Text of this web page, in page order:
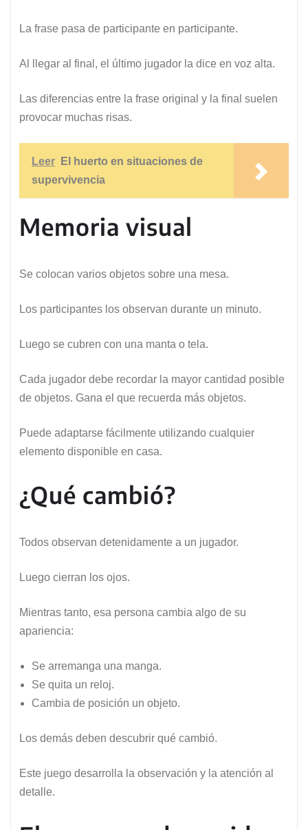
La frase pasa de participante en participante.
Al llegar al final, el último jugador la dice en voz alta.
Las diferencias entre la frase original y la final suelen
provocar muchas risas.
Leer
El huerto en situaciones de
supervivencia
Memoria visual
Se colocan varios objetos sobre una mesa.
Los participantes los observan durante un minuto.
Luego se cubren con una manta o tela.
Cada jugador debe recordar la mayor cantidad posible
de objetos. Gana el que recuerda más objetos.
Puede adaptarse fácilmente utilizando cualquier
elemento disponible en casa.
¿Qué cambió?
Todos observan detenidamente a un jugador.
Luego cierran los ojos.
Mientras tanto, esa persona cambia algo de su
apariencia:
Se arremanga una manga.
Se quita un reloj.
Cambia de posición un objeto.
Los demás deben descubrir qué cambió.
Este juego desarrolla la observación y la atención al
detalle.